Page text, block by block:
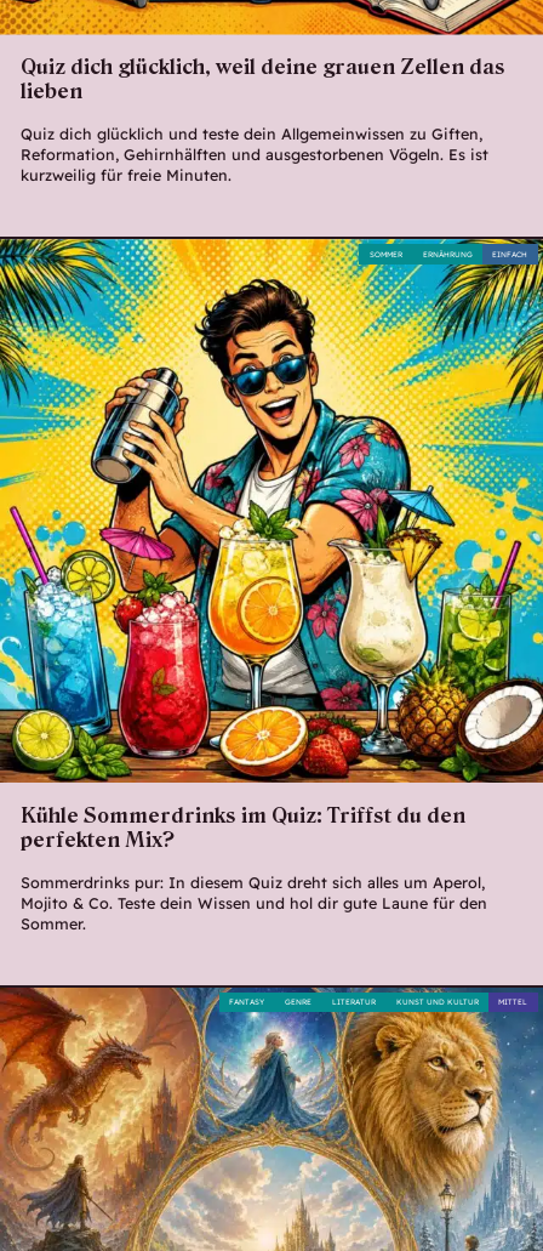
Quiz dich glücklich, weil deine grauen Zellen das
lieben
Quiz dich glücklich und teste dein Allgemeinwissen zu Giften,
Reformation, Gehirnhälften und ausgestorbenen Vögeln. Es ist
kurzweilig für freie Minuten.
Kühle Sommerdrinks im Quiz: Triffst du den
perfekten Mix?
Sommerdrinks pur: In diesem Quiz dreht sich alles um Aperol,
Mojito & Co. Teste dein Wissen und hol dir gute Laune für den
Sommer.
EINFACH
ERNÄHRUNG
SOMMER
MITTEL
KUNST UND KULTUR
LITERATUR
GENRE
FANTASY